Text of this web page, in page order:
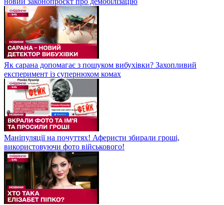
Як сарана допомагає з пошуком вибухівки? Захопливий
експеримент із супернюхом комах
Маніпуляції на почуттях! Аферисти збирали гроші,
використовуючи фото військового!